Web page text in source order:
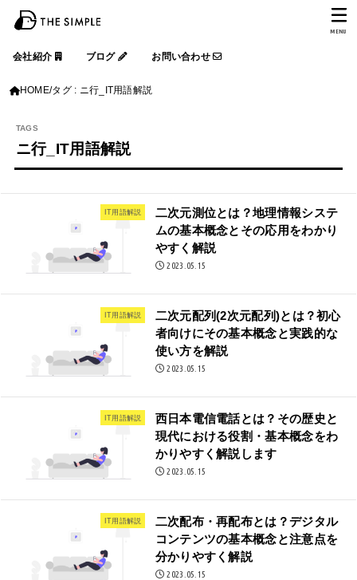
会社紹介 ブログ お問い合わせ
MENU
HOME タグ : ニ行_IT用語解説
ニ行_IT用語解説
IT用語解説
二次元測位とは？地理情報システ
ムの基本概念とその応用をわかり
やすく解説
2023.05.15
IT用語解説
二次元配列(2次元配列)とは？初心
者向けにその基本概念と実践的な
使い方を解説
2023.05.15
IT用語解説
西日本電信電話とは？その歴史と
現代における役割・基本概念をわ
かりやすく解説します
2023.05.15
IT用語解説
二次配布・再配布とは？デジタル
コンテンツの基本概念と注意点を
分かりやすく解説
2023.05.15